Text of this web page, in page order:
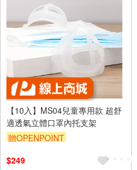
【10入】MS04兒童專用款 超舒
適透氣立體口罩內托支架
贈OPENPOINT
$249